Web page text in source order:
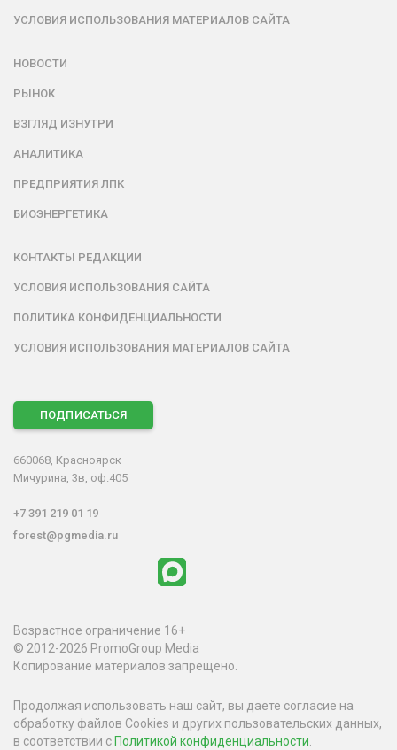
УСЛОВИЯ ИСПОЛЬЗОВАНИЯ МАТЕРИАЛОВ САЙТА
НОВОСТИ
РЫНОК
ВЗГЛЯД ИЗНУТРИ
АНАЛИТИКА
ПРЕДПРИЯТИЯ ЛПК
БИОЭНЕРГЕТИКА
КОНТАКТЫ РЕДАКЦИИ
УСЛОВИЯ ИСПОЛЬЗОВАНИЯ САЙТА
ПОЛИТИКА КОНФИДЕНЦИАЛЬНОСТИ
УСЛОВИЯ ИСПОЛЬЗОВАНИЯ МАТЕРИАЛОВ САЙТА
ПОДПИСАТЬСЯ
660068, Красноярск
Мичурина, 3в, оф.405
+7 391 219 01 19
forest@pgmedia.ru
Возрастное ограничение 16+
© 2012-2026 PromoGroup Media
Копирование материалов запрещено.
Продолжая использовать наш сайт, вы даете согласие на
обработку файлов Cookies и других пользовательских данных,
в соответствии сПолитикой конфиденциальности